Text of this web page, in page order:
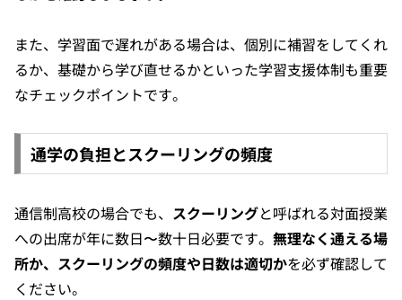
また、学習面で遅れがある場合は、個別に補習をしてくれ
るか、基礎から学び直せるかといった学習支援体制も重要
なチェックポイントです。
通学の負担とスクーリングの頻度
通信制高校の場合でも、 スクーリングと呼ばれる対面授業
への出席が年に数日〜数十日必要です。 無理なく通える場
所か、スクーリングの頻度や日数は適切かを必ず確認して
ください。